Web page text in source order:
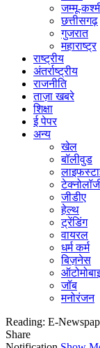
जम्मू-
छत्तीसगढ़
गुजरात
महाराष्ट्र
राष्ट्रीय
अंतर्राष्ट्रीय
राजनीति
ताज़ा खबरे
शिक्षा
ई पेपर
अन्य
खेल
बॉलीवुड
जीडीए
हेल्थ
ट्रेंडिंग
वायरल
धर्म कर्म
बिज़नेस
जॉब
मनोरंजन
Reading: E-
Share